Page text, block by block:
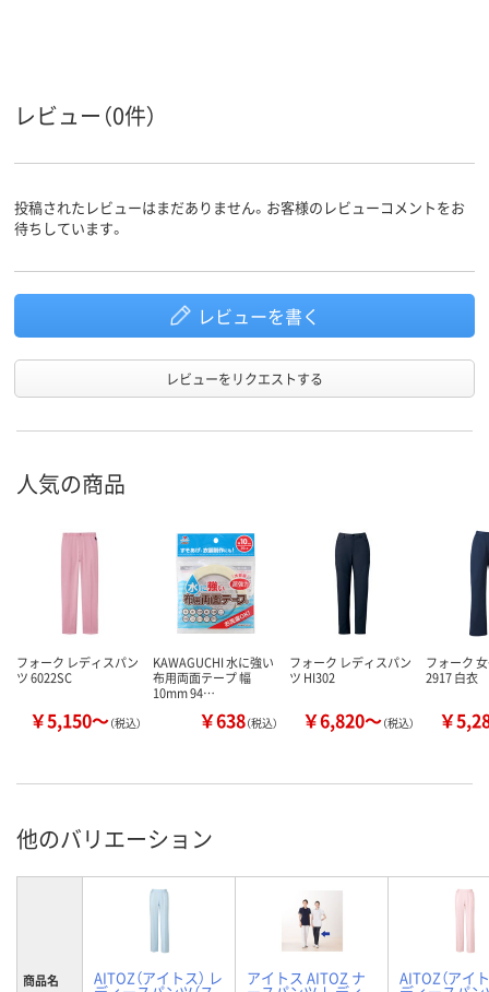
ストレッチギャバ
100%）
100%）
レビュー（0件）
投稿されたレビューはまだありません。お客様のレビューコメントをお
待ちしています。
レビューを書く
レビューをリクエストする
人気の商品
フォーク レディスパン
ツ 6022SC
￥5,150～（税込）
KAWAGUCHI 水に強い
布用両面テープ 幅
10mm 94…
￥638（税込）
フォーク レディスパン
ツ HI302
￥6,820～（税込）
フォーク
2917 白衣
￥
他のバリエーション
商品名 AITOZ（アイトス） レ アイトス AITOZ ナ AITOZ（アイ